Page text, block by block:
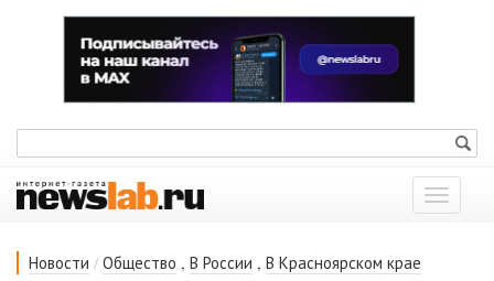
Показать
меню
Новости / Общество , В России , В Красноярском крае